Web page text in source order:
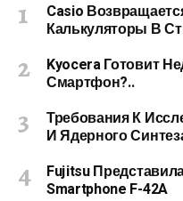
Casio
Калькуляторы В
Kyocera Готовит
Смартфон?..
Требования К
И Ядерного
Fujitsu
Smartphone F-42A